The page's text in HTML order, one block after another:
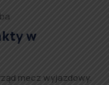
w
mecz wyjazdowy.